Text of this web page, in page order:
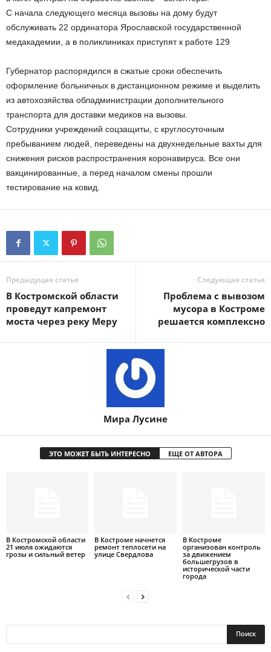
С начала следующего месяца вызовы на дому будут
обслуживать 22 ординатора Ярославской государственной
медакадемии, а в поликлиниках приступят к работе 129
Губернатор распорядился в сжатые сроки обеспечить
оформление больничных в дистанционном режиме и выделить
из автохозяйства обладминистрации дополнительного
транспорта для доставки медиков на вызовы.
Сотрудники учреждений соцзащиты, с круглосуточным
пребыванием людей, переведены на двухнедельные вахты для
снижения рисков распространения коронавируса. Все они
вакцинированные, а перед началом смены прошли
тестирование на ковид.
Предыдущая статья
В Костромской области
проведут капремонт
моста через реку Меру
Следующая статья
Проблема с вывозом
мусора в Костроме
решается комплексно
Мира Лусине
ЭТО МОЖЕТ БЫТЬ ИНТЕРЕСНО ЕЩЕ ОТ АВТОРА
В Костромской области
21 июля ожидаются
грозы и сильный ветер
В Костроме начнется
ремонт теплосети на
улице Свердлова
В Костроме
организован контроль
за движением
большегрузов в
исторической части
города